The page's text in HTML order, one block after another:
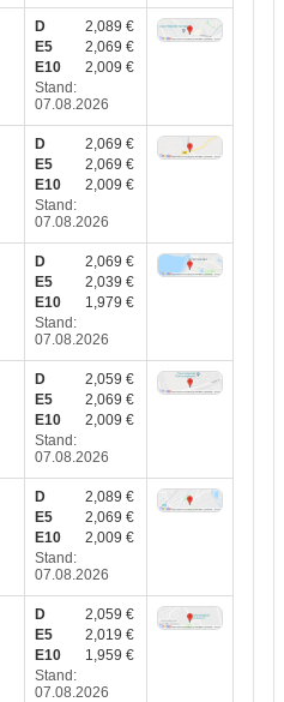
D
2,089 €
E5
2,069 €
E10
2,009 €
Stand:
07.08.2026
D
2,069 €
E5
2,069 €
E10
2,009 €
Stand:
07.08.2026
D
2,069 €
E5
2,039 €
E10
1,979 €
Stand:
07.08.2026
D
2,059 €
E5
2,069 €
E10
2,009 €
Stand:
07.08.2026
D
2,089 €
E5
2,069 €
E10
2,009 €
Stand:
07.08.2026
D
2,059 €
E5
2,019 €
E10
1,959 €
Stand:
07.08.2026